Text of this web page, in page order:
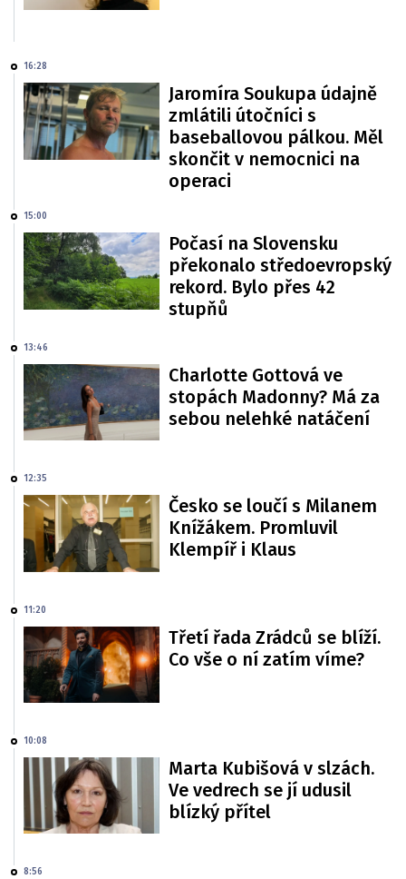
16:28
Jaromíra Soukupa údajně
zmlátili útočníci s
baseballovou pálkou. Měl
skončit v nemocnici na
operaci
15:00
Počasí na Slovensku
překonalo středoevropský
rekord. Bylo přes 42
stupňů
13:46
Charlotte Gottová ve
stopách Madonny? Má za
sebou nelehké natáčení
12:35
Česko se loučí s Milanem
Knížákem. Promluvil
Klempíř i Klaus
11:20
Třetí řada Zrádců se blíží.
Co vše o ní zatím víme?
10:08
Marta Kubišová v slzách.
Ve vedrech se jí udusil
blízký přítel
8:56